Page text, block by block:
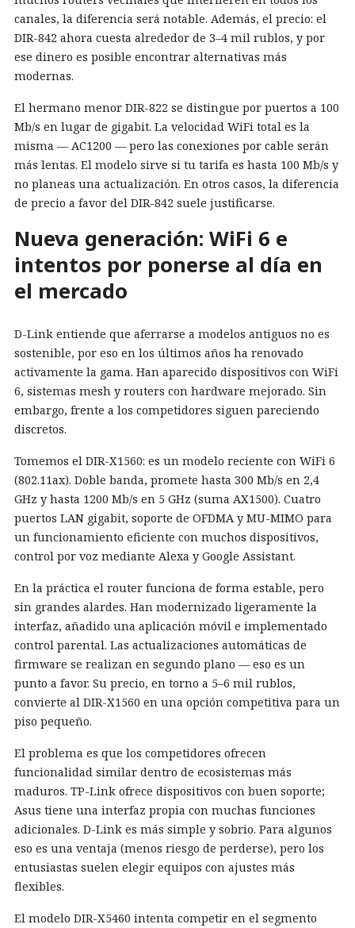
canales, la diferencia será notable. Además, el precio: el
DIR-842 ahora cuesta alrededor de 3–4 mil rublos, y por
ese dinero es posible encontrar alternativas más
modernas.
El hermano menor DIR-822 se distingue por puertos a 100
Mb/s en lugar de gigabit. La velocidad WiFi total es la
misma — AC1200 — pero las conexiones por cable serán
más lentas. El modelo sirve si tu tarifa es hasta 100 Mb/s y
no planeas una actualización. En otros casos, la diferencia
de precio a favor del DIR-842 suele justificarse.
Nueva generación: WiFi 6 e
intentos por ponerse al día en
el mercado
D-Link entiende que aferrarse a modelos antiguos no es
sostenible, por eso en los últimos años ha renovado
activamente la gama. Han aparecido dispositivos con WiFi
6, sistemas mesh y routers con hardware mejorado. Sin
embargo, frente a los competidores siguen pareciendo
discretos.
Tomemos el DIR-X1560: es un modelo reciente con WiFi 6
(802.11ax). Doble banda, promete hasta 300 Mb/s en 2,4
GHz y hasta 1200 Mb/s en 5 GHz (suma AX1500). Cuatro
puertos LAN gigabit, soporte de OFDMA y MU-MIMO para
un funcionamiento eficiente con muchos dispositivos,
control por voz mediante Alexa y Google Assistant.
En la práctica el router funciona de forma estable, pero
sin grandes alardes. Han modernizado ligeramente la
interfaz, añadido una aplicación móvil e implementado
control parental. Las actualizaciones automáticas de
firmware se realizan en segundo plano — eso es un
punto a favor. Su precio, en torno a 5–6 mil rublos,
convierte al DIR-X1560 en una opción competitiva para un
piso pequeño.
El problema es que los competidores ofrecen
funcionalidad similar dentro de ecosistemas más
maduros. TP-Link ofrece dispositivos con buen soporte;
Asus tiene una interfaz propia con muchas funciones
adicionales. D-Link es más simple y sobrio. Para algunos
eso es una ventaja (menos riesgo de perderse), pero los
entusiastas suelen elegir equipos con ajustes más
flexibles.
El modelo DIR-X5460 intenta competir en el segmento